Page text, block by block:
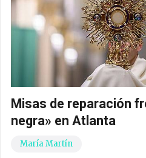
Misas de reparación
negra» en Atlanta
María Martín